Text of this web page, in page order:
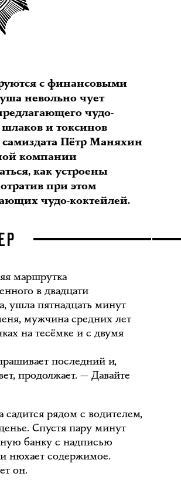
с финансовыми
невольно чует
чудо-
и токсинов
самиздата Пётр Маняхин
компании
как устроены
при этом
чудо-коктейлей.
маршрутка
в двадцати
ушла пятнадцать минут
мужчина средних лет
на тесёмке и с двумя
последний и,
продолжает. — Давайте
рядом с водителем,
Спустя пару минут
банку с надписью
и нюхает содержимое.
он.